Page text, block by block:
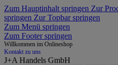
Zum Hauptinhalt springen Zur
springen Zur Topbar springen
Zum Menü springen
Zum Footer springen
Willkommen im Onlineshop
Kontakt zu uns
J+A Handels GmbH